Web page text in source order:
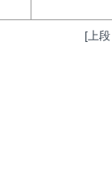
[上